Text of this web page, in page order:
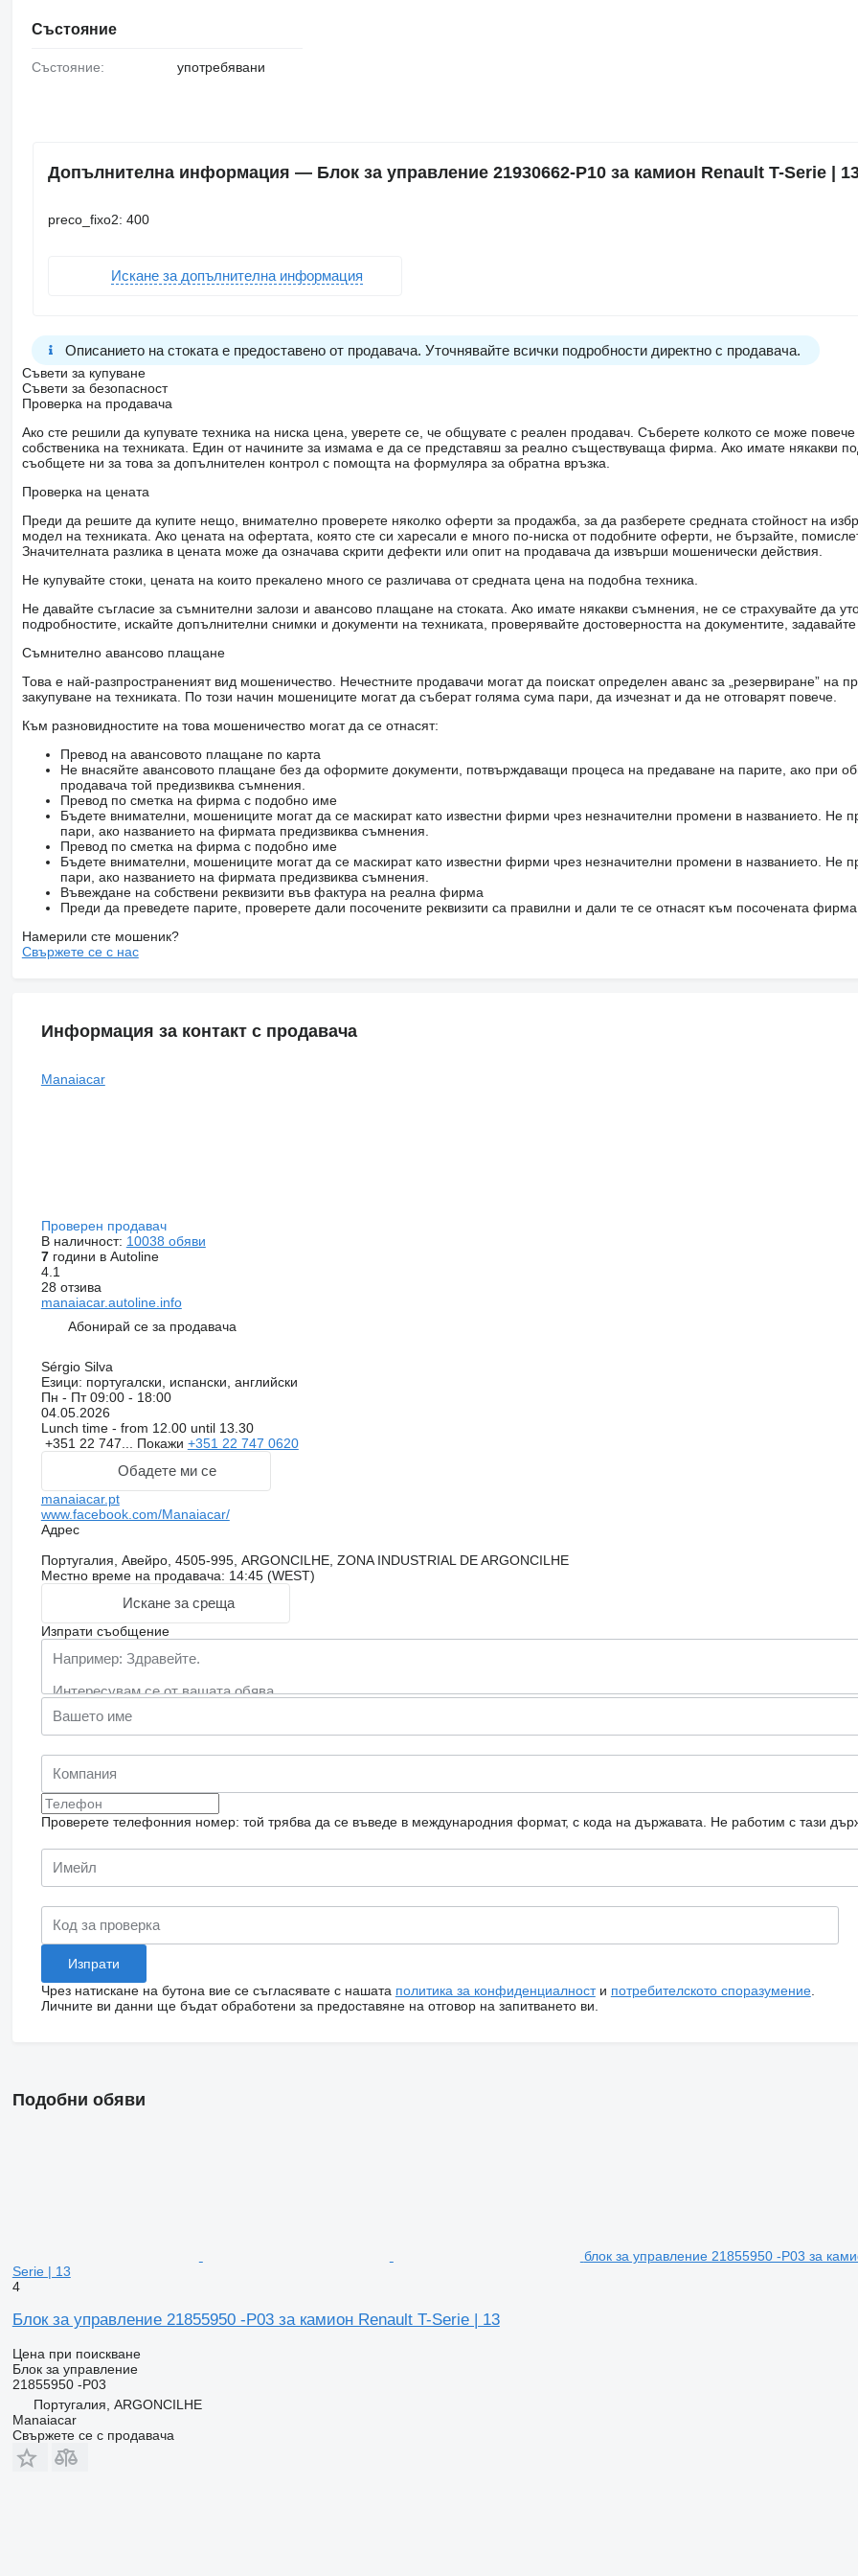
Състояние
Състояние: употребявани
Допълнителна информация — Блок за управление 21930662-P10 за камион Renault T-Serie |
preco_fixo2: 400
Искане за допълнителна информация
Описанието на стоката е предоставено от продавача. Уточнявайте всички подробности директно с продавача.
Съвети за купуване
Съвети за безопасност
Проверка на продавача
Ако сте решили да купувате техника на ниска цена, уверете се, че общувате с реален продавач. Съберете колкото се може
собственика на техниката. Един от начините за измама е да се представяш за реално съществуваща фирма. Ако имате някакви
съобщете ни за това за допълнителен контрол с помощта на формуляра за обратна връзка.
Проверка на цената
Преди да решите да купите нещо, внимателно проверете няколко оферти за продажба, за да разберете средната стойност на
модел на техниката. Ако цената на офертата, която сте си харесали е много по-ниска от подобните оферти, не бързайте,
Значителната разлика в цената може да означава скрити дефекти или опит на продавача да извърши мошенически действия.
Не купувайте стоки, цената на които прекалено много се различава от средната цена на подобна техника.
Не давайте съгласие за съмнителни залози и авансово плащане на стоката. Ако имате някакви съмнения, не се страхувайте да
подробностите, искайте допълнителни снимки и документи на техниката, проверявайте достоверността на документите, задавайте
Съмнително авансово плащане
Това е най-разпространеният вид мошеничество. Нечестните продавачи могат да поискат определен аванс за „резервиране” на
закупуване на техниката. По този начин мошениците могат да съберат голяма сума пари, да изчезнат и да не отговарят повече.
Към разновидностите на това мошеничество могат да се отнасят:
Превод на авансовото плащане по карта
Не внасяйте авансовото плащане без да оформите документи, потвърждаващи процеса на предаване на парите, ако при
продавача той предизвиква съмнения.
Превод по сметка на фирма с подобно име
Бъдете внимателни, мошениците могат да се маскират като известни фирми чрез незначителни промени в названието. Не
пари, ако названието на фирмата предизвиква съмнения.
Превод по сметка на фирма с подобно име
Бъдете внимателни, мошениците могат да се маскират като известни фирми чрез незначителни промени в названието. Не
пари, ако названието на фирмата предизвиква съмнения.
Въвеждане на собствени реквизити във фактура на реална фирма
Преди да преведете парите, проверете дали посочените реквизити са правилни и дали те се отнасят към посочената фирма.
Намерили сте мошеник?
Свържете се с нас
Информация за контакт с продавача
Manaiacar
Проверен продавач
В наличност: 10038 обяви
7години в Autoline
4.1
28 отзива
manaiacar.autoline.info
Абонирай се за продавача
Sérgio Silva
Езици: португалски, испански, английски
Пн - Пт09:00 - 18:00
04.05.2026
Lunch time - from 12.00 until 13.30
+351 22 747... Покажи +351 22 747 0620
Обадете ми се
manaiacar.pt
www.facebook.com/Manaiacar/
Адрес
Португалия, Авейро, 4505-995, ARGONCILHE, ZONA INDUSTRIAL DE ARGONCILHE
Местно време на продавача: 14:45 (WEST)
Искане за среща
Изпрати съобщение
Проверете телефонния номер: той трябва да се въведе в международния формат, с кода на държавата. Не работим с тази
Чрез натискане на бутона вие се съгласявате с нашата политика за конфиденциалности потребителското споразумение.
Личните ви данни ще бъдат обработени за предоставяне на отговор на запитването ви.
Подобни обяви
блок за управление 21855950 -P03 за
Serie | 13
4
Блок за управление 21855950 -P03 за камион Renault T-Serie | 13
Цена при поискване
Блок за управление
21855950 -P03
Португалия, ARGONCILHE
Manaiacar
Свържете се с продавача